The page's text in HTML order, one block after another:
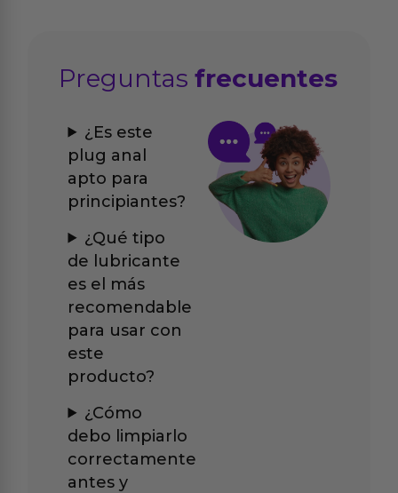
Preguntasfrecuentes
¿Es este
plug anal
apto para
principiantes?
¿Qué tipo
de lubricante
es el más
recomendable
para usar con
este
producto?
¿Cómo
debo limpiarlo
correctamente
antes y